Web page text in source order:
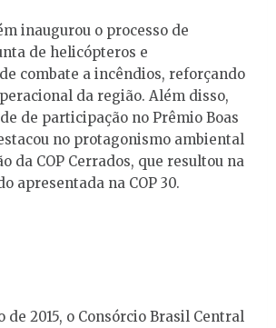
inaugurou o processo de
de helicópteros e
combate a incêndios, reforçando
da região. Além disso,
de participação no Prêmio Boas
no protagonismo ambiental
da COP Cerrados, que resultou na
apresentada na COP 30.
de 2015, o Consórcio Brasil Central